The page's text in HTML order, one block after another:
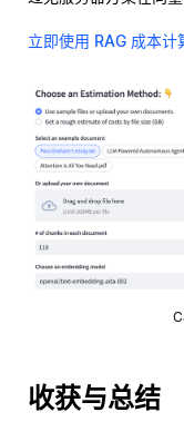
立即使用 RAG 成本计
收获与总结